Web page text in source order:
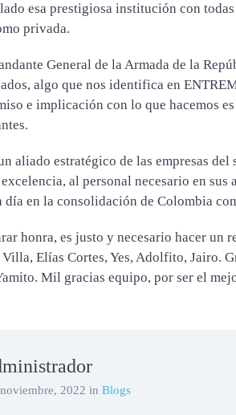
esa prestigiosa institución con
privada.
General de la Armada de la
algo que nos identifica en
e implicación con lo que hacemos
aliado estratégico de las empresas
al personal necesario en
día en la consolidación de Colombia
honra, es justo y necesario hacer un
Elías Cortes, Yes, Adolfito, Jairo.
Mil gracias equipo, por ser el
2022 in Blogs